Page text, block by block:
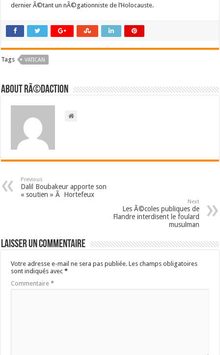
dernier Ã©tant un nÃ©gationniste de l’Holocauste.
Tags VATICAN
About RÃ©daction
Previous
Dalil Boubakeur apporte son
« soutien » Ã Hortefeux
Next
Les Ã©coles publiques de
Flandre interdisent le foulard
musulman
Laisser un commentaire
Votre adresse e-mail ne sera pas publiée. Les champs obligatoires
sont indiqués avec*
Commentaire*